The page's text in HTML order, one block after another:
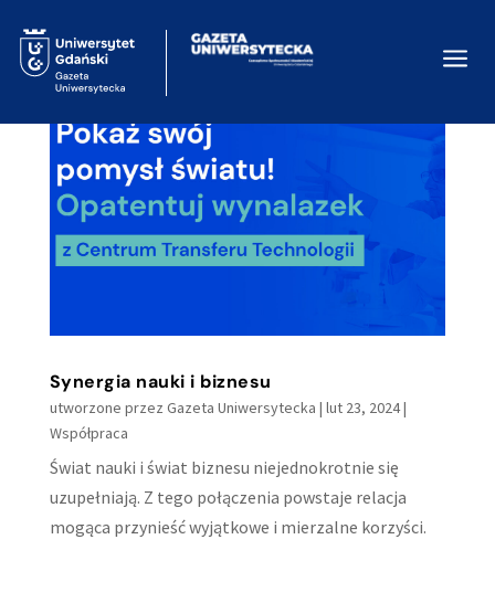
a
Synergia nauki i biznesu
utworzone przez Gazeta Uniwersytecka | lut 23, 2024|
Współpraca
Świat nauki i świat biznesu niejednokrotnie się
uzupełniają. Z tego połączenia powstaje relacja
mogąca przynieść wyjątkowe i mierzalne korzyści.